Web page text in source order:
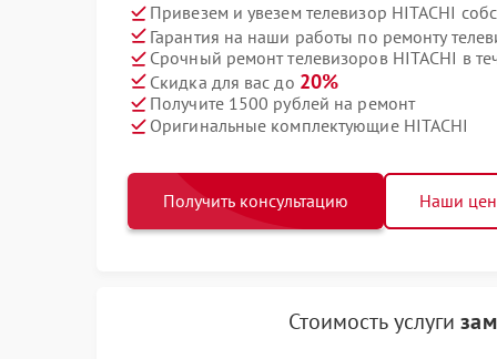
Привезем и увезем телевизор HITACHI
Гарантия на наши работы по ремонту
Срочный ремонт телевизоров HITACHI в
Скидка для вас до 20%
Получите 1500 рублей на ремонт
Оригинальные комплектующие HITACHI
Получить консультацию Наши
Стоимость услуги